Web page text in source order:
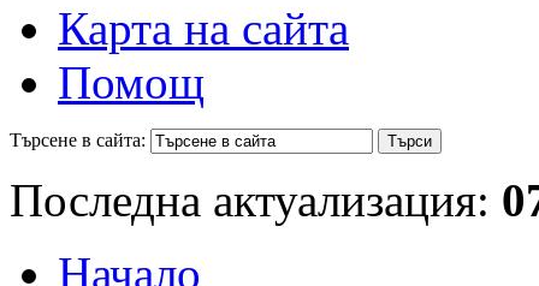
Карта на сайта
Помощ
Търсене в сайта:
Последна актуализация:
Начало